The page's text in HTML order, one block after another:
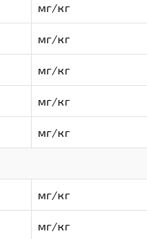
мг/кг
мг/кг
мг/кг
мг/кг
мг/кг
мг/кг
мг/кг